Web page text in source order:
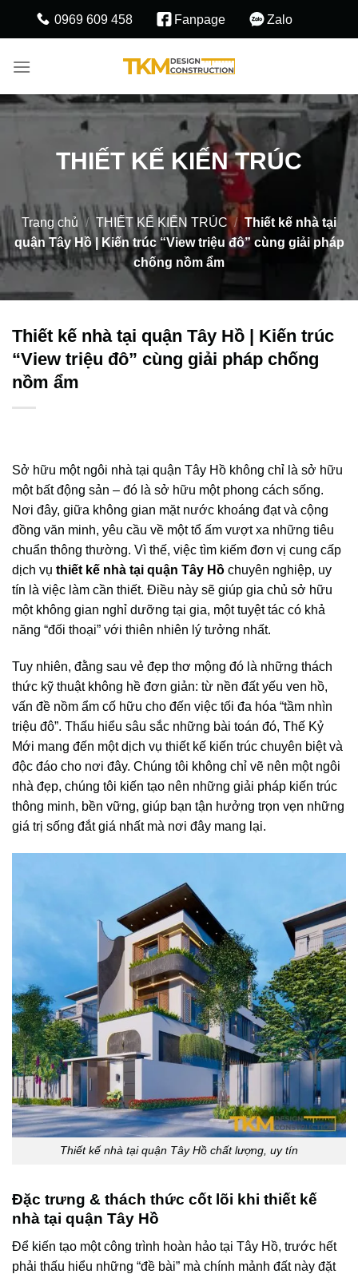
0969 609 458 Fanpage Zalo
THIẾT KẾ KIẾN TRÚC
Trang chủ / THIẾT KẾ KIẾN TRÚC / Thiết kế nhà tại
quận Tây Hồ | Kiến trúc “View triệu đô” cùng giải pháp
chống nồm ẩm
Thiết kế nhà tại quận Tây Hồ | Kiến trúc
“View triệu đô” cùng giải pháp chống
nồm ẩm
Sở hữu một ngôi nhà tại quận Tây Hồ không chỉ là sở hữu
một bất động sản – đó là sở hữu một phong cách sống.
Nơi đây, giữa không gian mặt nước khoáng đạt và cộng
đồng văn minh, yêu cầu về một tổ ấm vượt xa những tiêu
chuẩn thông thường. Vì thế, việc tìm kiếm đơn vị cung cấp
dịch vụ thiết kế nhà tại quận Tây Hồ chuyên nghiệp, uy
tín là việc làm cần thiết. Điều này sẽ giúp gia chủ sở hữu
một không gian nghỉ dưỡng tại gia, một tuyệt tác có khả
năng “đối thoại” với thiên nhiên lý tưởng nhất.
Tuy nhiên, đằng sau vẻ đẹp thơ mộng đó là những thách
thức kỹ thuật không hề đơn giản: từ nền đất yếu ven hồ,
vấn đề nồm ẩm cố hữu cho đến việc tối đa hóa “tầm nhìn
triệu đô”. Thấu hiểu sâu sắc những bài toán đó, Thế Kỷ
Mới mang đến một dịch vụ thiết kế kiến trúc chuyên biệt và
độc đáo cho nơi đây. Chúng tôi không chỉ vẽ nên một ngôi
nhà đẹp, chúng tôi kiến tạo nên những giải pháp kiến trúc
thông minh, bền vững, giúp bạn tận hưởng trọn vẹn những
giá trị sống đắt giá nhất mà nơi đây mang lại.
Thiết kế nhà tại quận Tây Hồ chất lượng, uy tín
Đặc trưng & thách thức cốt lõi khi thiết kế
nhà tại quận Tây Hồ
Để kiến tạo một công trình hoàn hảo tại Tây Hồ, trước hết
phải thấu hiểu những “đề bài” mà chính mảnh đất này đặt